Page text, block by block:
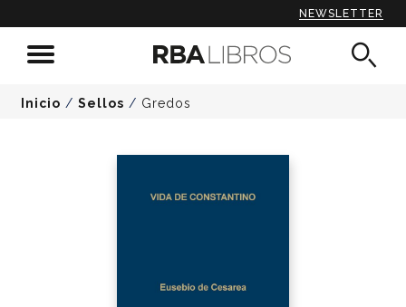
NEWSLETTER
Inicio / Sellos / Gredos